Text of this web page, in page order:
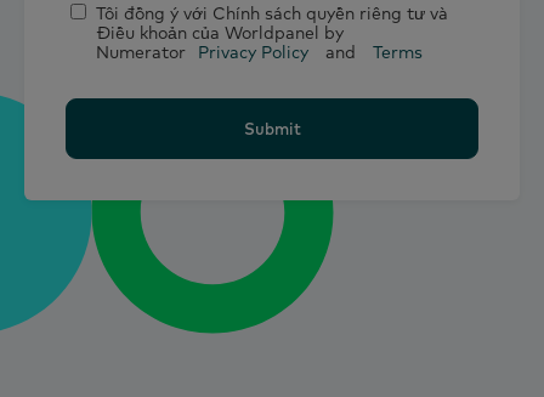
Tôi đồng ý với Chính sách quyền riêng tư và
Điều khoản của Worldpanel by
Numerator
Privacy Policy and Terms
Submit